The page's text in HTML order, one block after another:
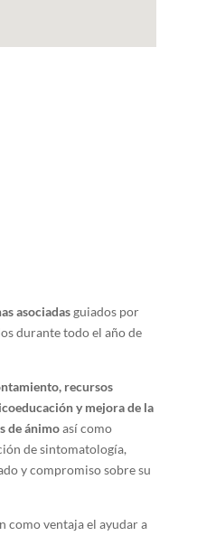
asociadasguiados por
durante todo el año de
recursos
y mejora de la
de ánimoasí como
de sintomatología,
y compromiso sobre su
como ventaja el ayudar a